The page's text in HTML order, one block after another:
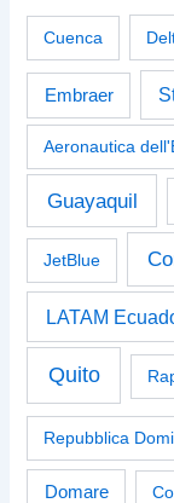
Cuenca
Embraer
Aeronautica
Guayaquil
JetBlue
LATAM
Quito
Repubblica
Domare